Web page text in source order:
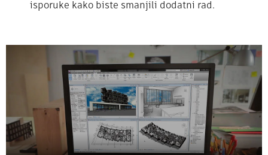
isporuke kako biste smanjili dodatni rad.